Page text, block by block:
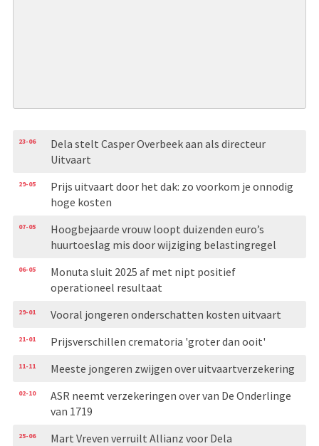
23-06
Dela stelt Casper Overbeek aan als directeur
Uitvaart
29-05
Prijs uitvaart door het dak: zo voorkom je onnodig
hoge kosten
07-05
Hoogbejaarde vrouw loopt duizenden euro’s
huurtoeslag mis door wijziging belastingregel
06-05
Monuta sluit 2025 af met nipt positief
operationeel resultaat
29-01 Vooral jongeren onderschatten kosten uitvaart
21-01 Prijsverschillen crematoria 'groter dan ooit'
11-11 Meeste jongeren zwijgen over uitvaartverzekering
02-10
ASR neemt verzekeringen over van De Onderlinge
van 1719
25-06 Mart Vreven verruilt Allianz voor Dela